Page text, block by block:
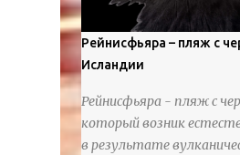
вылепить каждую
https://calvinnicholls.com/
Рейнисфьяра – пляж с
Исландии
Рейнисфьяра - пляж с
который возник
в результате